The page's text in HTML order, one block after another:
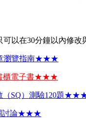
以在30分鐘以內修
瀏覽指南★★★
櫃電子書★★★
SQ）測驗120題
討論★★★